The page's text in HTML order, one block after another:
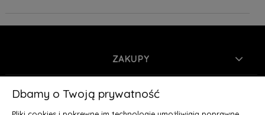
ZAKUPY
INFORMACJE
Dbamy o Twoją prywatność